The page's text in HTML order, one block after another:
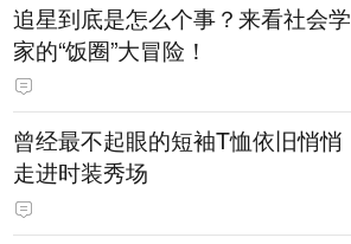
追星到底是怎么个事？来看社会学
家的“饭圈”大冒险！
曾经最不起眼的短袖T恤依旧悄悄
走进时装秀场